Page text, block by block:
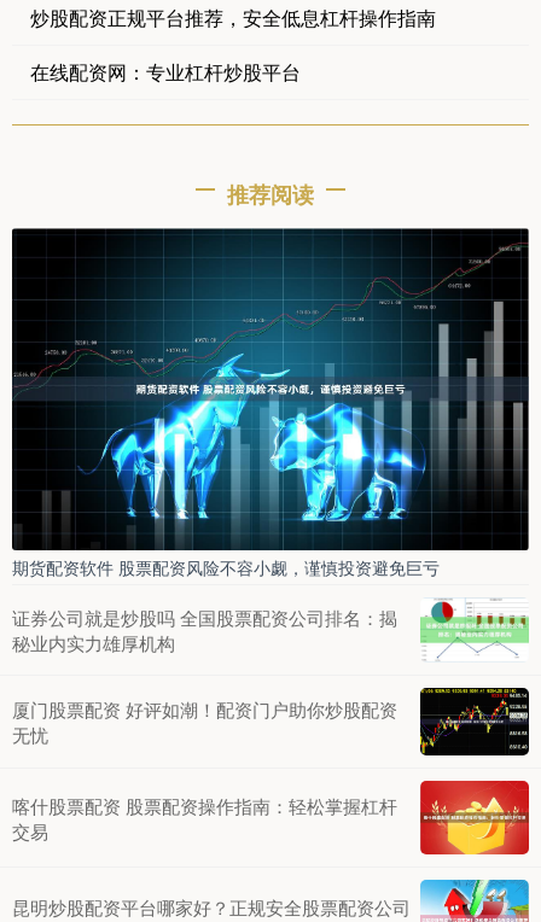
炒股配资正规平台推荐，安全低息杠杆操作指南
在线配资网：专业杠杆炒股平台
推荐阅读
期货配资软件 股票配资风险不容小觑，谨慎投资避免巨亏
证券公司就是炒股吗 全国股票配资公司排名：揭
秘业内实力雄厚机构
厦门股票配资 好评如潮！配资门户助你炒股配资
无忧
喀什股票配资 股票配资操作指南：轻松掌握杠杆
交易
昆明炒股配资平台哪家好？正规安全股票配资公司